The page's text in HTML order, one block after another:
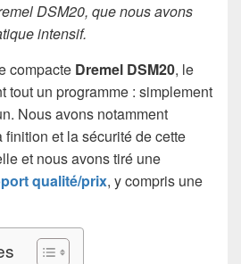
DSM20, que nous avons
intensif.
compacte Dremel DSM20, le
tout un programme : simplement
Nous avons notamment
et la sécurité de cette
et nous avons tiré une
qualité/prix, y compris une